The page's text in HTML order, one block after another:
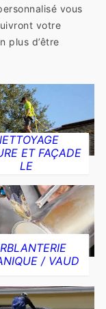
vous
votre
plus d’être
ET FAÇADE
LE
/ VAUD